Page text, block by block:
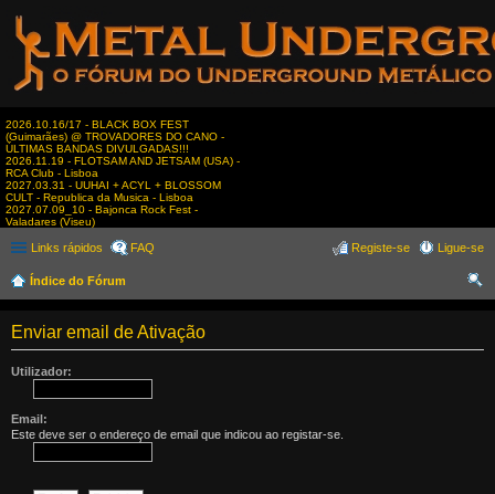
2026.10.16/17 - BLACK BOX FEST
(Guimarães) @ TROVADORES DO CANO -
ÚLTIMAS BANDAS DIVULGADAS!!!
2026.11.19 - FLOTSAM AND JETSAM (USA) -
RCA Club - Lisboa
2027.03.31 - UUHAI + ACYL + BLOSSOM
CULT - Republica da Musica - Lisboa
2027.07.09_10 - Bajonca Rock Fest -
Valadares (Viseu)
Links rápidos FAQ Ligue-se
Registe-se
Índice do Fórum
Enviar email de Ativação
Utilizador:
Email:
Este deve ser o endereço de email que indicou ao registar-se.